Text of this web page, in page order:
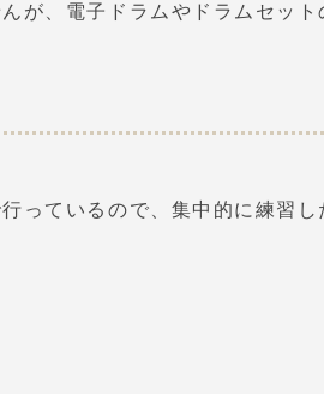
が、電子ドラムやドラムセッ
っているので、集中的に練習